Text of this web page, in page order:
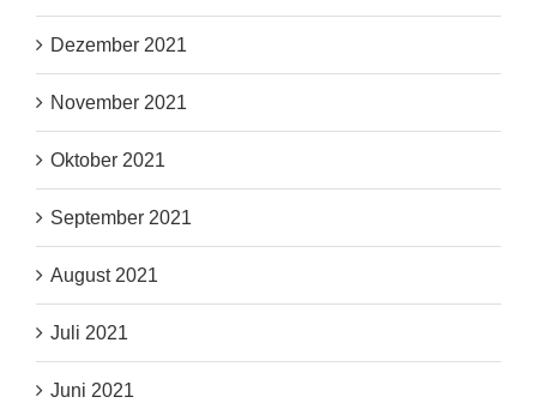
Dezember 2021
November 2021
Oktober 2021
September 2021
August 2021
Juli 2021
Juni 2021